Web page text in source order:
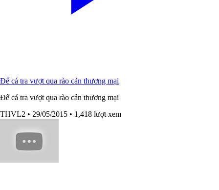
Để cá tra vượt qua rào cản thương mại
Để cá tra vượt qua rào cản thương mại
THVL2 • 29/05/2015 • 1,418 lượt xem